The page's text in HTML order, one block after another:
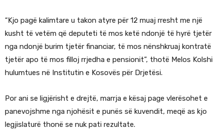
“Kjo pagë kalimtare u takon atyre për 12 muaj rresht me një
kusht të vetëm që deputeti të mos ketë ndonjë të hyrë tjetër
nga ndonjë burim tjetër financiar, të mos nënshkruaj kontratë
tjetër apo të mos filloj rrjedha e pensionit”, thotë Melos Kolshi
hulumtues në Institutin e Kosovës për Drjetësi.
Por ani se ligjërisht e drejtë, marrja e kësaj page vlerësohet e
panevojshme nga njohësit e punës së kuvendit, meqë as kjo
legjislaturë thonë se nuk pati rezultate.